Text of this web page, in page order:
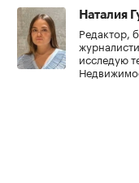
Наталия
Редактор,
исследую